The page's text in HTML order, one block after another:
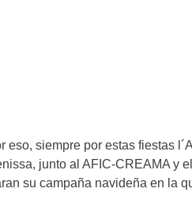
eso, siempre por estas fiestas
junto al AFIC-CREAMA y
su campaña navideña en la